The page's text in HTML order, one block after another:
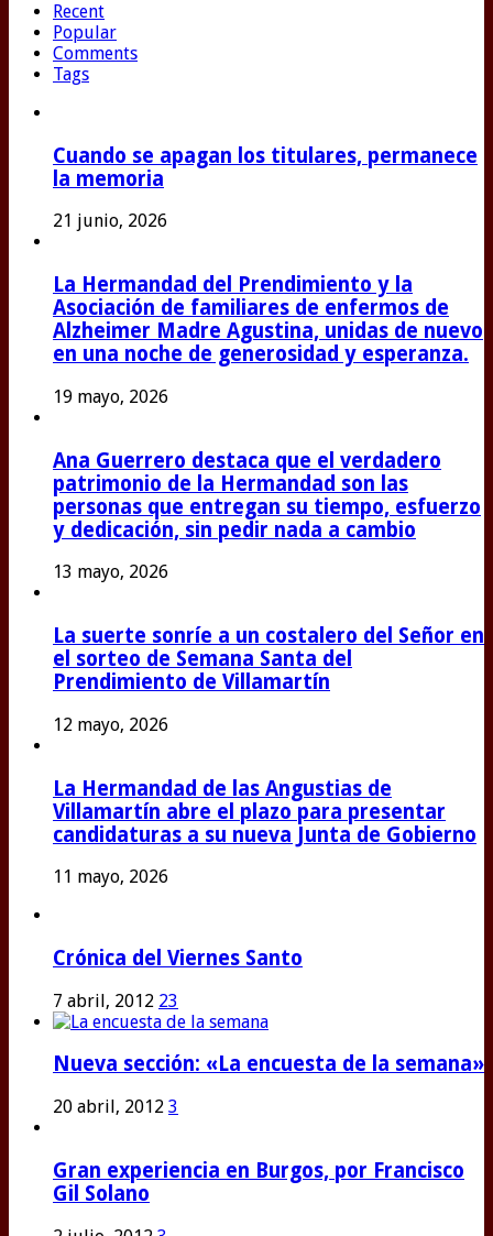
Recent
Popular
Comments
Tags
Cuando se apagan los titulares, permanece
la memoria
21 junio, 2026
La Hermandad del Prendimiento y la
Asociación de familiares de enfermos de
Alzheimer Madre Agustina, unidas de nuevo
en una noche de generosidad y esperanza.
19 mayo, 2026
Ana Guerrero destaca que el verdadero
patrimonio de la Hermandad son las
personas que entregan su tiempo, esfuerzo
y dedicación, sin pedir nada a cambio
13 mayo, 2026
La suerte sonríe a un costalero del Señor en
el sorteo de Semana Santa del
Prendimiento de Villamartín
12 mayo, 2026
La Hermandad de las Angustias de
Villamartín abre el plazo para presentar
candidaturas a su nueva Junta de Gobierno
11 mayo, 2026
Crónica del Viernes Santo
7 abril, 2012 23
Nueva sección: «La encuesta de la semana»
20 abril, 2012 3
Gran experiencia en Burgos, por Francisco
Gil Solano